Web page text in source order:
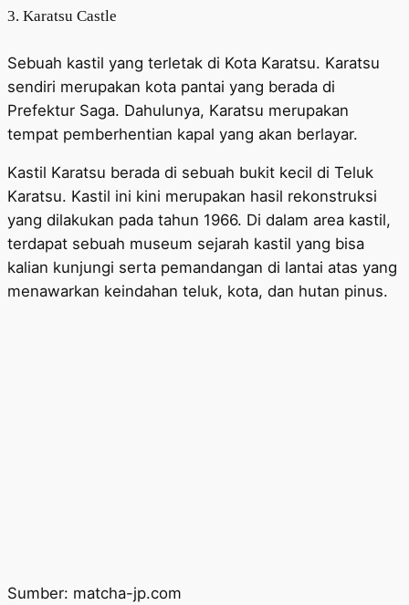
3. Karatsu Castle
Sebuah kastil yang terletak di Kota Karatsu. Karatsu
sendiri merupakan kota pantai yang berada di
Prefektur Saga. Dahulunya, Karatsu merupakan
tempat pemberhentian kapal yang akan berlayar.
Kastil Karatsu berada di sebuah bukit kecil di Teluk
Karatsu. Kastil ini kini merupakan hasil rekonstruksi
yang dilakukan pada tahun 1966. Di dalam area kastil,
terdapat sebuah museum sejarah kastil yang bisa
kalian kunjungi serta pemandangan di lantai atas yang
menawarkan keindahan teluk, kota, dan hutan pinus.
Sumber: matcha-jp.com